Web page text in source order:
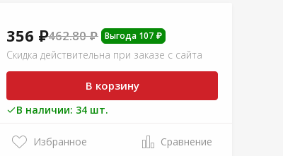
356 ₽462.80 ₽ Выгода 107 ₽
Скидка действительна при заказе с сайта
В корзину
В наличии: 34 шт.
Избранное Сравнение